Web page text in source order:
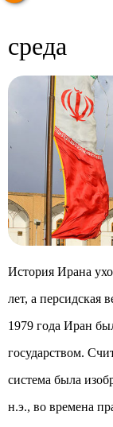
среда
История Ирана
лет, а персидская
1979 года Иран
государством.
система была
н.э., во времена